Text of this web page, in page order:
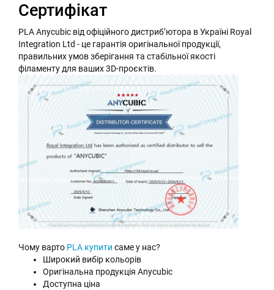
Сертифікат
PLA Anycubic від офіційного дистриб’ютора в Україні Royal
Integration Ltd - це гарантія оригінальної продукції,
правильних умов зберігання та стабільної якості
філаменту для ваших 3D-проєктів.
Чому варто PLA купити саме у нас?
Широкий вибір кольорів
Оригінальна продукція Anycubic
Доступна ціна